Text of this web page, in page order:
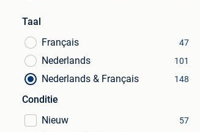
Taal
Français
47
Nederlands 101
Nederlands & Français 148
Conditie
Nieuw
57